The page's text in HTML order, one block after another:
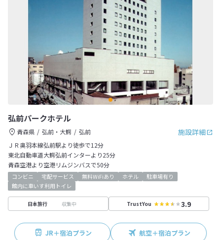
弘前パークホテル
施設詳細
青森県 弘前・大鰐
弘前
ＪＲ奥羽本線弘前駅より徒歩で12分
東北自動車道大鰐弘前インターより25分
青森空港より空港リムジンバスで50分
コンビニ 宅配サービス 無料WiFiあり ホテル
駐車場有り
館内に車いす利用トイレ
日本旅行 収集中 TrustYou 3.9
JR＋宿泊プラン 航空＋宿泊プラン